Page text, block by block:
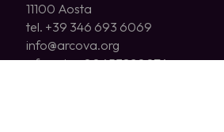
11100 Aosta
tel. +39 346 693 6069
info@arcova.org
c.f. e p.iva 00653820076